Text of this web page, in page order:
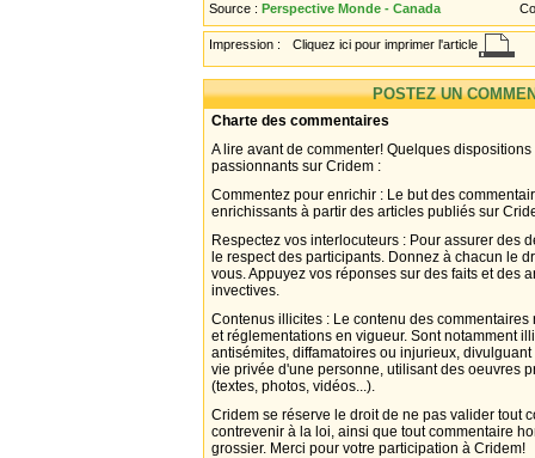
Source : Perspective Monde - Canada
Impression : Cliquez ici pour imprimer l'article
POSTEZ UN
Charte des commentaires
A lire avant de commenter! Quelques
passionnants sur Cridem :
Commentez pour enrichir : Le but des
enrichissants à partir des articles publiés sur
Respectez vos interlocuteurs : Pour assurer des
le respect des participants. Donnez à chacun le
vous. Appuyez vos réponses sur des faits et des
invectives.
Contenus illicites : Le contenu des
et réglementations en vigueur. Sont notamment
antisémites, diffamatoires ou injurieux,
vie privée d'une personne, utilisant des oeuvres
(textes, photos, vidéos...).
Cridem se réserve le droit de ne pas valider tout
contrevenir à la loi, ainsi que tout commentaire
grossier. Merci pour votre participation à Cridem!